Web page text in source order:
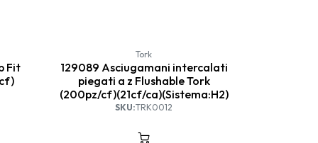
Fit
Tork
129089 Asciugamani intercalati
piegati a z Flushable Tork
(200pz/cf)(21cf/ca)(Sistema:H2)
SKU:TRK0012